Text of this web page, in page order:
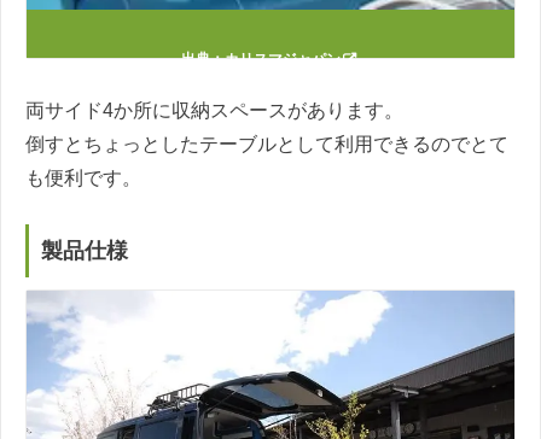
出典：カリスマジャパン
両サイド4か所に収納スペースがあります。
倒すとちょっとしたテーブルとして利用できるのでとて
も便利です。
製品仕様